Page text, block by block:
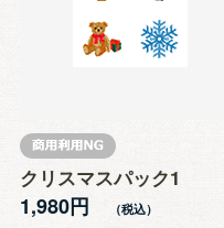
クリスマスパック1
1,980円